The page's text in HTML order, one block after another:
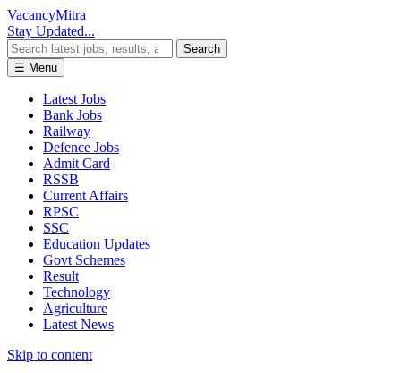
VacancyMitra
Stay Updated...
Search
☰ Menu
Latest Jobs
Bank Jobs
Railway
Defence Jobs
Admit Card
RSSB
Current Affairs
RPSC
SSC
Education Updates
Govt Schemes
Result
Technology
Agriculture
Latest News
Skip to content